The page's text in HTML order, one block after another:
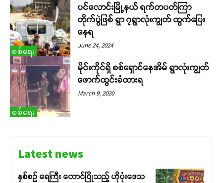
စစ်ရေး
ပင်လောင်းမြို့နယ် ရက်တပတ်ကြာ
တိုက်ပွဲဖြစ် ရွာ ၇ရွာလုံးကျွတ် ထွက်ပြေး
နေရ
June 24, 2024
စစ်ရေး
မိုင်းကိုင်ရှိ စစ်ရှောင်နေအိမ် ရွာလုံးကျွတ်
ဖောက်ထွင်းခံထားရ
March 9, 2020
Latest news
နှစ်စဉ် ရေကြီး တောင်ပြိုသည့် ဟိုပုံးဒေသ